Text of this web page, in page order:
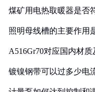
煤矿用电热取暖器是否
照明母线槽的主要作用
A516Gr70对应国内材
镀镍钢带可以过多少电